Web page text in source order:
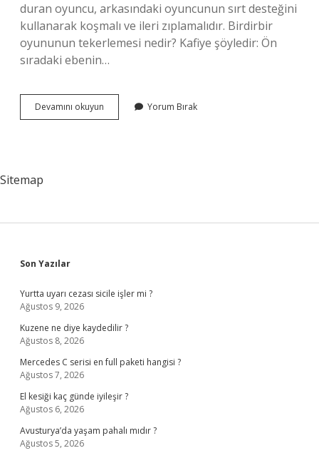
duran oyuncu, arkasındaki oyuncunun sırt desteğini
kullanarak koşmalı ve ileri zıplamalıdır. Birdirbir
oyununun tekerlemesi nedir? Kafiye şöyledir: Ön
sıradaki ebenin…
Devamını okuyun Birdirbir
Oyun
Yorum Bırak
Sitemap
Sidebar
Son Yazılar
Yurtta uyarı cezası sicile işler mi ?
Ağustos 9, 2026
Kuzene ne diye kaydedilir ?
Ağustos 8, 2026
Mercedes C serisi en full paketi hangisi ?
Ağustos 7, 2026
El kesiği kaç günde iyileşir ?
Ağustos 6, 2026
Avusturya’da yaşam pahalı mıdır ?
Ağustos 5, 2026